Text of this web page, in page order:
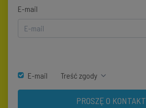
E-mail
E-mail Treść zgody
PROSZĘ O KONTAKT